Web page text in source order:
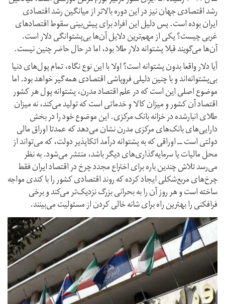
رشد اقتصادی جهان نیز در این دوره بالاتر از میانگین رشد اقتصادی
ایران بوده است. پس دلیل این افراد برای پیش‌بینی سقوط اقتصادهای
غربی چیست؟ یکی از مهم‌ترین دلایل آن‌ها بی‌پشتوانگی دلار است.
آن‌ها می‌گویند قبلا پشتوانه دلار طلا بود، اما در حال حاضر چنین نیست.
آیا دلار واقعا بدون پشتوانه است؟ اولا با این نوع نگاه، تمام پول‌های دنیا
بی‌پشتوانه‌اند و با چنین دلیلی فروپاشی اقتصادی همه‌گیر خواهد بود. اما
موضوع اصلی این است که در علم اقتصاد مدرن، پشتوانه پول هر کشور
اقتصاد آن کشور و میزان کالا و خدماتی است که تولید می‌کند، نه میزان
طلای انبار‌شده در خزانه بانک مرکزی. این موضوع خود را در بخش
دارایی‌های بانک‌های مرکزی مدرن نشان می‌دهد که عمدتا اوراق مالی
دولتی است ــ اوراقی که به‌ پشتوانه درآمد اتکاپذیر دولت، که می‌تواند از
محل مالیات یا سرمایه‌گذاری‌های دیگر باشد، منتشر می‌شود. به‌ نظر
می‌رسد تلاش چندین باره برای اختراع مجدد چرخ در اقتصاد ایران فقط
چرخ‌های مربع‌شکلی ایجاد کرده که روند اقتصادی کشور را با کندی مواجه
ساخته است و هر روز آن را به بحرانی بزرگ نزدیک‌تر می‌کند و برخی
فرافکنی را بهترین راه برای شانه خالی کردن از مسئولیت می‌بینند.